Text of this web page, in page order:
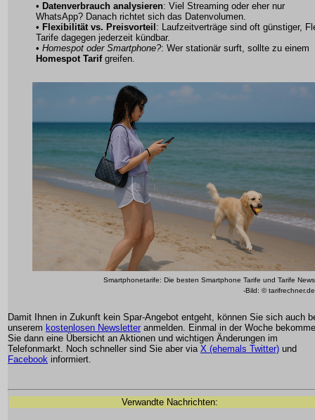
• Datenverbrauch analysieren: Viel Streaming oder eher nur
WhatsApp? Danach richtet sich das Datenvolumen.
• Flexibilität vs. Preisvorteil : Laufzeitverträge sind oft günstiger,
Tarife dagegen jederzeit kündbar.
• Homespot oder Smartphone?: Wer stationär surft, sollte zu einem
Homespot Tarifgreifen.
Smartphonetarife: Die besten Smartphone Tarife und Tarife News
-Bild: © tarifrechner.de
Damit Ihnen in Zukunft kein Spar-Angebot entgeht, können Sie sich auch
unserem kostenlosen Newsletter anmelden. Einmal in der Woche
Sie dann eine Übersicht an Aktionen und wichtigen Änderungen im
Telefonmarkt. Noch schneller sind Sie aber via X (ehemals Twitter) und
Facebook informiert.
Verwandte Nachrichten: